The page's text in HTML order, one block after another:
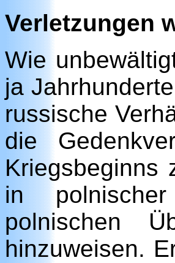
Verletzungen
Wie
ja
russische
die
Kriegsbeginns
in
polnischen
hinzuweisen.